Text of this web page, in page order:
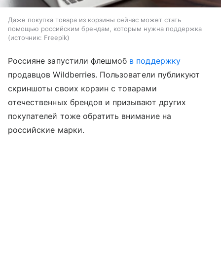
Даже покупка товара из корзины сейчас может стать
помощью российским брендам, которым нужна поддержка
источник: Freepik
Россияне запустили флешмоб в поддержку
продавцов Wildberries. Пользователи публикуют
скриншоты своих корзин с товарами
отечественных брендов и призывают других
покупателей тоже обратить внимание на
российские марки.